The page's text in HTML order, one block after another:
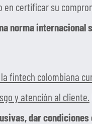
certificar su
norma internacional
fintech colombiana
y atención al cliente.
dar condiciones